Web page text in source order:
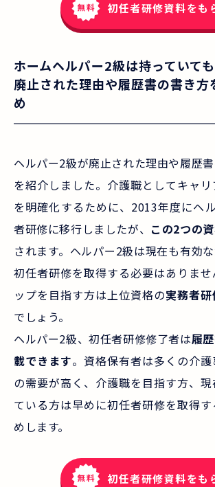
初任者研修資料をも
ホームヘルパー2級は持っていて
廃止された理由や履歴書の書き
め
ヘルパー2級が廃止された理由や履歴
を紹介しました。介護職としてキャ
を明確化するために、2013年度にヘ
者研修に移行しましたが、 この2つの
されます。ヘルパー2級は現在も有効
初任者研修を取得する必要はありま
ップを目指す方は上位資格の実務者研
でしょう。
ヘルパー2級、初任者研修修了者は履
載できます。資格保有者は多くの介
の需要が高く、介護職を目指す方、
ている方は早めに初任者研修を取得
めします。
初任者研修資料をも